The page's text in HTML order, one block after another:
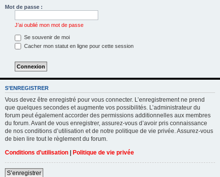
Mot de passe :
J’ai oublié mon mot de passe
Se souvenir de moi
Cacher mon statut en ligne pour cette session
S’ENREGISTRER
Vous devez être enregistré pour vous connecter. L’enregistrement ne prend
que quelques secondes et augmente vos possibilités. L’administrateur du
forum peut également accorder des permissions additionnelles aux membres
du forum. Avant de vous enregistrer, assurez-vous d’avoir pris connaissance
de nos conditions d’utilisation et de notre politique de vie privée. Assurez-vous
de bien lire tout le règlement du forum.
Conditions d’utilisation | Politique de vie privée
S’enregistrer